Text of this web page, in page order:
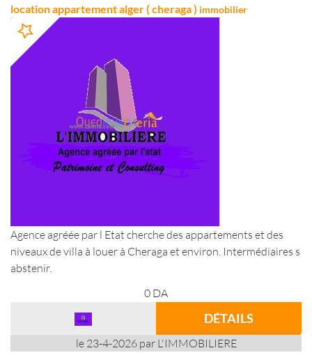
location appartement alger ( cheraga ) immobilier
Agence agréée par l Etat cherche des appartements et des
niveaux de villa à louer à Cheraga et environ. Intermédiaires s
abstenir.
0 DA
DÉTAILS
le 23-4-2026 par L'IMMOBILIERE